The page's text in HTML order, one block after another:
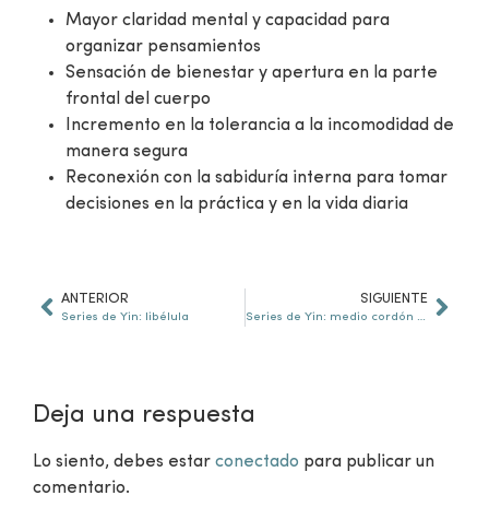
Mayor claridad mental y capacidad para
organizar pensamientos
Sensación de bienestar y apertura en la parte
frontal del cuerpo
Incremento en la tolerancia a la incomodidad de
manera segura
Reconexión con la sabiduría interna para tomar
decisiones en la práctica y en la vida diaria
ANTERIOR
Series de Yin: libélula
SIGUIENTE
Series de Yin: medio cordón de zapato
Deja una respuesta
Lo siento, debes estar conectado para publicar un
comentario.